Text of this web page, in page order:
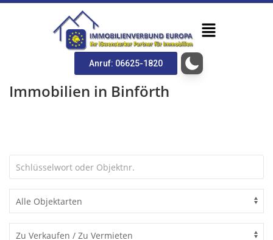
Anruf: 06625-1820
Immobilien in Binförth